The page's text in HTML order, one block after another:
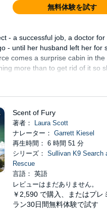
無料体験を試す
- a successful job, a doctor for
- until her husband left her for
comes a surprise cabin in the
more than to get rid of it so
Scent of Fury
著者：
Laura Scott
ナレーター： Garrett Kiesel
再生時間： 6 時間 51 分
シリーズ： Sullivan K9 Search
Rescue
言語： 英語
レビューはまだありません。
￥2,590 で購入、またはプレ
ラン30日間無料体験で試す